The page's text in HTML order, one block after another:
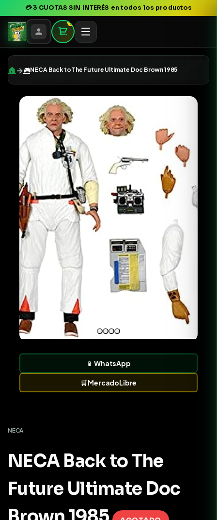
💳3 CUOTAS SIN INTERÉS en todos los productos
0
🏠 →🎮NECA Back to The Future Ultimate Doc Brown 1985
📱WhatsApp
🛒MercadoLibre
NECA
NECA Back to The
Future Ultimate Doc